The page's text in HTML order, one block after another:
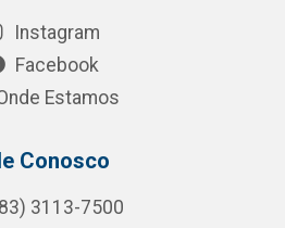
Instagram
Facebook
Estamos
Conosco
3113-7500